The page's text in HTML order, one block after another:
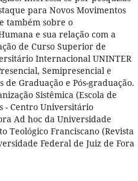
para Novos Movimentos
também sobre o
e sua relação com a
de Curso Superior de
Internacional UNINTER
Semipresencial e
de Graduação e Pós-graduação.
Sistêmica (Escola de
- Centro Universitário
Ad hoc da Universidade
Teológico Franciscano (Revista
Federal de Juiz de Fora